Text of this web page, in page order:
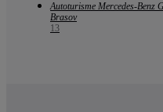
Autoturisme Mercedes-Benz
Brasov
13